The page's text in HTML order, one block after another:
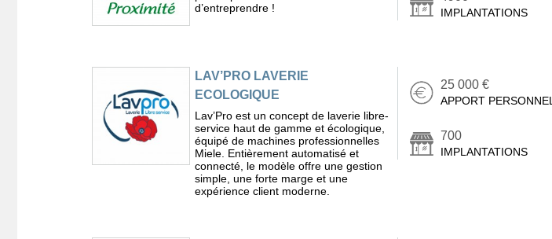
d’entreprendre !
IMPLANTATIONS
LAV’PRO LAVERIE
ECOLOGIQUE
Lav’Pro est un concept de laverie libre-
service haut de gamme et écologique,
équipé de machines professionnelles
Miele. Entièrement automatisé et
connecté, le modèle offre une gestion
simple, une forte marge et une
expérience client moderne.
25 000 €
APPORT PERSONNEL
700
IMPLANTATIONS